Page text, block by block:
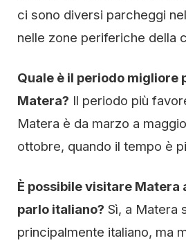
ci sono diversi parcheggi
nelle zone periferiche della
Quale è il periodo migliore
Matera? Il periodo più
Matera è da marzo a
ottobre, quando il tempo è
È possibile visitare Matera
parlo italiano? Sì, a Matera
principalmente italiano, ma